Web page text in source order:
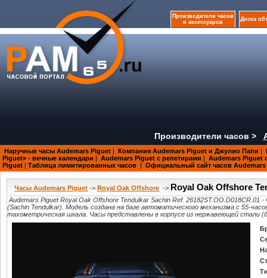
Производители часов
и аксессуаров
Доска
Производители часов >
Наручные часы Audemars Piguet | Компания Audemars Piguet и Джулио Папи |
Piguet» - вечные календари | Audemars Piguet с репетирами | Audemars Piguet
Piguet | Таблица лимитированных часов | Официальный сайт часов Audemars
Часы Audemars Piguet -> Royal Oak Offshore -> Royal Oak Offshore
Audemars Piguet Royal Oak Offshore Tendulkar Sachin Ref.
(Sachin Tendulkar). Модель создана на базе автоматического механизма с 55-
тахометрическая шкала. Часы представлены в корпусе из нержавеющей